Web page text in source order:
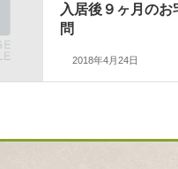
入居後９ヶ月のお
問
2018年4月24日